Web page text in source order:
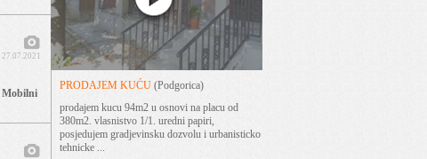
27.07.2021
Mobilni
PRODAJEM KUĆU (Podgorica)
prodajem kucu 94m2 u osnovi na placu od
380m2. vlasnistvo 1/1. uredni papiri,
posjedujem gradjevinsku dozvolu i urbanisticko
tehnicke ...